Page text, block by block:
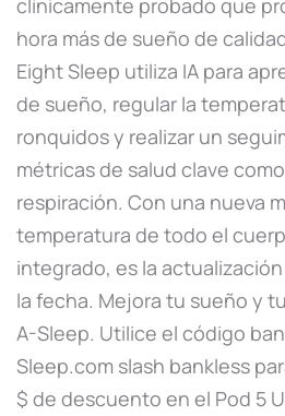
clínicamente probado que
hora más de sueño de
Eight Sleep utiliza IA para
de sueño, regular la
ronquidos y realizar un
métricas de salud clave como
respiración. Con una nueva
temperatura de todo el
integrado, es la
la fecha. Mejora tu sueño y
A-Sleep. Utilice el código
Sleep.com slash bankless
$ de descuento en el Pod 5